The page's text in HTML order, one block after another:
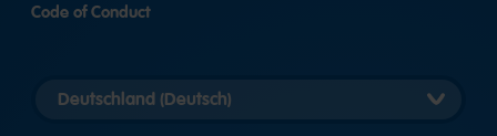
Code of Conduct
Länderversion
auswählen